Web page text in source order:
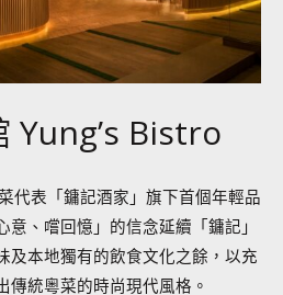
Yung’s Bistro
代表「鏞記酒家」旗下首個年輕品
、嚐回憶」的信念延續「鏞記」
及本地獨有的飲食文化之餘，以充
傳統粵菜的時尚現代風格。